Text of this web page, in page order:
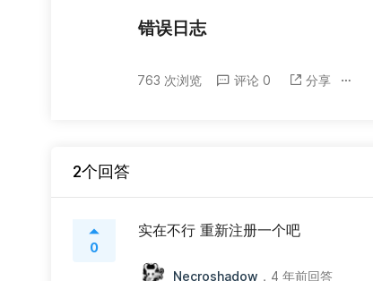
错误日志
763 次浏览 评论 0 分享
2个回答
0
实在不行 重新注册一个吧
Necroshadow ， 4 年前回答